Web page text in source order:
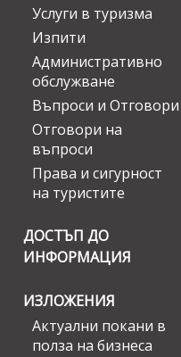
Услуги в туризма
Изпити
Административно
обслужване
Въпроси и Отговори
Отговори на
въпроси
Права и сигурност
на туристите
ДОСТЪП ДО
ИНФОРМАЦИЯ
ИЗЛОЖЕНИЯ
Актуални покани в
полза на бизнеса